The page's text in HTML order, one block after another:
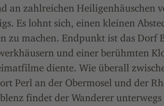
an zahlreichen Heiligenhäuschen
Es lohnt sich, einen kleinen
zu machen. Endpunkt ist das Dorf
und einer berühmten
diente. Wie überall
Perl an der Obermosel und der
findet der Wanderer